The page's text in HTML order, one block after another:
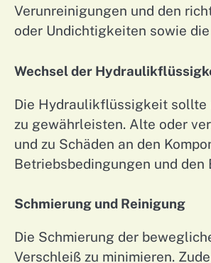
Verunreinigungen und den
oder Undichtigkeiten sowie
Wechsel der
Die Hydraulikflüssigkeit sollte
zu gewährleisten. Alte oder
und zu Schäden an den
Betriebsbedingungen und
Schmierung und Reinigung
Die Schmierung der
Verschleiß zu minimieren.